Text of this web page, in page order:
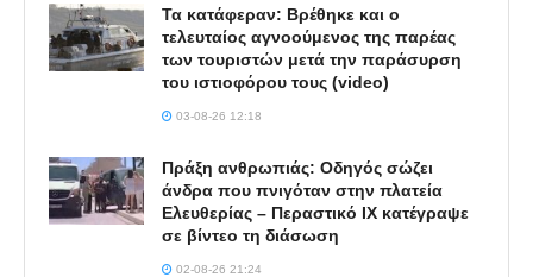
Τα κατάφεραν: Βρέθηκε και ο
τελευταίος αγνοούμενος της παρέας
των τουριστών μετά την παράσυρση
του ιστιοφόρου τους (video)
03-08-26 12:18
Πράξη ανθρωπιάς: Οδηγός σώζει
άνδρα που πνιγόταν στην πλατεία
Ελευθερίας – Περαστικό ΙΧ κατέγραψε
σε βίντεο τη διάσωση
02-08-26 21:24